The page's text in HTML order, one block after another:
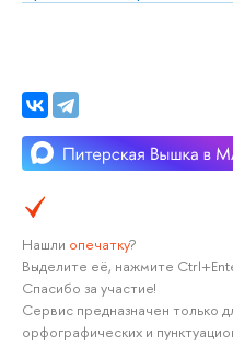
Нашли опечатку?
Выделите её, нажмите
Спасибо за участие!
Сервис предназначен только
орфографических и